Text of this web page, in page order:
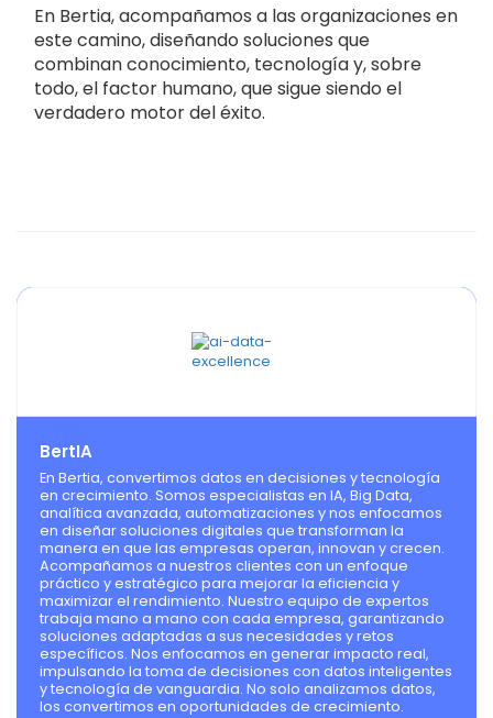
En Bertia, acompañamos a las organizaciones en
este camino, diseñando soluciones que
combinan conocimiento, tecnología y, sobre
todo, el factor humano, que sigue siendo el
verdadero motor del éxito.
BertIA
En Bertia, convertimos datos en decisiones y tecnología
en crecimiento. Somos especialistas en IA, Big Data,
analítica avanzada, automatizaciones y nos enfocamos
en diseñar soluciones digitales que transforman la
manera en que las empresas operan, innovan y crecen.
Acompañamos a nuestros clientes con un enfoque
práctico y estratégico para mejorar la eficiencia y
maximizar el rendimiento. Nuestro equipo de expertos
trabaja mano a mano con cada empresa, garantizando
soluciones adaptadas a sus necesidades y retos
específicos. Nos enfocamos en generar impacto real,
impulsando la toma de decisiones con datos inteligentes
y tecnología de vanguardia. No solo analizamos datos,
los convertimos en oportunidades de crecimiento.